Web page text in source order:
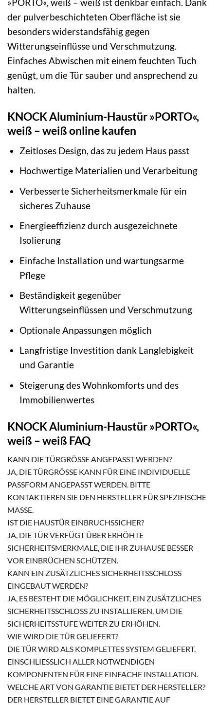
»PORTO«, weiß – weiß ist denkbar einfach. Dank
der pulverbeschichteten Oberfläche ist sie
besonders widerstandsfähig gegen
Witterungseinflüsse und Verschmutzung.
Einfaches Abwischen mit einem feuchten Tuch
genügt, um die Tür sauber und ansprechend zu
halten.
KNOCK Aluminium-Haustür »PORTO«,
weiß – weiß online kaufen
Zeitloses Design, das zu jedem Haus passt
Hochwertige Materialien und Verarbeitung
Verbesserte Sicherheitsmerkmale für ein
sicheres Zuhause
Energieeffizienz durch ausgezeichnete
Isolierung
Einfache Installation und wartungsarme
Pflege
Beständigkeit gegenüber
Witterungseinflüssen und Verschmutzung
Optionale Anpassungen möglich
Langfristige Investition dank Langlebigkeit
und Garantie
Steigerung des Wohnkomforts und des
Immobilienwertes
KNOCK Aluminium-Haustür »PORTO«,
weiß – weiß FAQ
KANN DIE TÜRGRÖSSE ANGEPASST WERDEN?
JA, DIE TÜRGRÖSSE KANN FÜR EINE INDIVIDUELLE P
ASSFORM ANGEPASST WERDEN. BITTE K
ONTAKTIEREN SIE DEN HERSTELLER FÜR SPEZIFISCHE M
ASSE.
IST DIE HAUSTÜR EINBRUCHSSICHER?
JA, DIE TÜR VERFÜGT ÜBER ERHÖHTE
SICHERHEITSMERKMALE, DIE IHR ZUHAUSE BESSER
VOR EINBRÜCHEN SCHÜTZEN.
KANN EIN ZUSÄTZLICHES SICHERHEITSSCHLOSS
EINGEBAUT WERDEN?
JA, ES BESTEHT DIE MÖGLICHKEIT, EIN ZUSÄTZLICHES
SICHERHEITSSCHLOSS ZU INSTALLIEREN, UM DIE
SICHERHEITSSTUFE WEITER ZU ERHÖHEN.
WIE WIRD DIE TÜR GELIEFERT?
DIE TÜR WIRD ALS KOMPLETTES SYSTEM GELIEFERT,
EINSCHLIESSLICH ALLER NOTWENDIGEN K
OMPONENTEN FÜR EINE EINFACHE INSTALLATION.
WELCHE ART VON GARANTIE BIETET DER HERSTELLER?
DER HERSTELLER BIETET EINE GARANTIE AUF